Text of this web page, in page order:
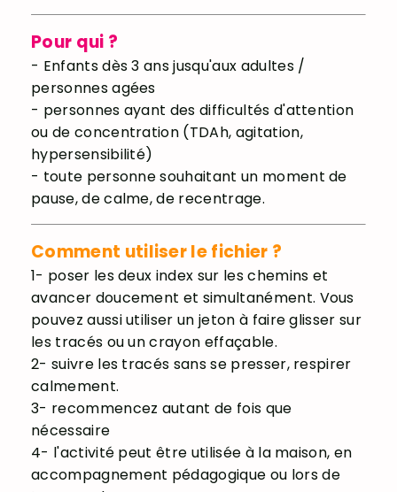
Pour qui ?
- Enfants dès 3 ans jusqu'aux adultes /
personnes agées
- personnes ayant des difficultés d'attention
ou de concentration (TDAh, agitation,
hypersensibilité)
- toute personne souhaitant un moment de
pause, de calme, de recentrage.
Comment utiliser le fichier ?
1- poser les deux index sur les chemins et
avancer doucement et simultanément. Vous
pouvez aussi utiliser un jeton à faire glisser sur
les tracés ou un crayon effaçable.
2- suivre les tracés sans se presser, respirer
calmement.
3- recommencez autant de fois que
nécessaire
4- l'activité peut être utilisée à la maison, en
accompagnement pédagogique ou lors de